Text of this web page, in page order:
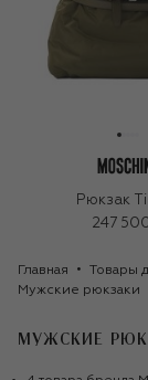
Рюкзак
247
Главная Товары
Мужские рюкзаки
МУЖСКИЕ